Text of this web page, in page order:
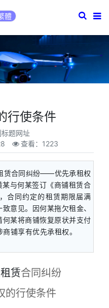
體
行使条件
标题网址
查看：1223
赁合同纠纷——优先承租权
何某签订《商铺租赁合
合同约定的租赁期限届满
意见。因何某拖欠租金、
某将商铺恢复原状并支付
商铺享有优先承租权。
赁合同纠纷
行使条件